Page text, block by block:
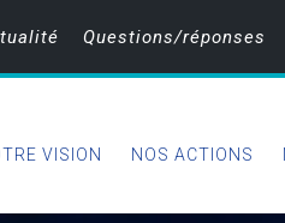
Questions/réponses
VISION NOS ACTIONS